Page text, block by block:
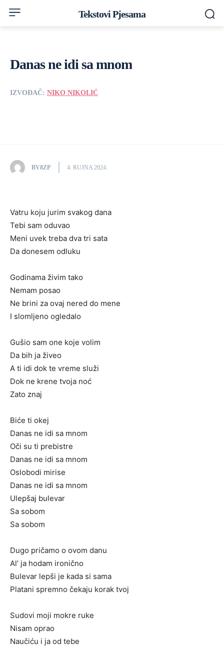
Tekstovi Pjesama
Danas ne idi sa mnom
IZVOĐAČ: NIKO NIKOLIĆ
BV8ZP 4. RUJNA 2024.
Vatru koju jurim svakog dana
Tebi sam oduvao
Meni uvek treba dva tri sata
Da donesem odluku
Godinama živim tako
Nemam posao
Ne brini za ovaj nered do mene
I slomljeno ogledalo
Gušio sam one koje volim
Da bih ja živeo
A ti idi dok te vreme služi
Dok ne krene tvoja noć
Zato znaj
Biće ti okej
Danas ne idi sa mnom
Oči su ti prebistre
Danas ne idi sa mnom
Oslobodi mirise
Danas ne idi sa mnom
Ulepšaj bulevar
Sa sobom
Sa sobom
Dugo pričamo o ovom danu
Al’ ja hodam ironično
Bulevar lepši je kada si sama
Platani spremno čekaju korak tvoj
Sudovi moji mokre ruke
Nisam oprao
Naučiću i ja od tebe